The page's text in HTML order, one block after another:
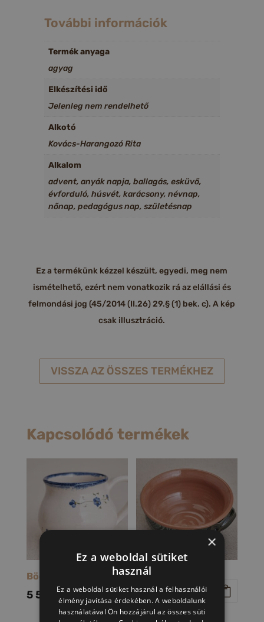
További információk
Termék anyaga
agyag
Elkészítési idő
Jelenleg nem rendelhető
Alkotó
Kovács-Harangozó Rita
Alkalom
advent, anyák napja, ballagás, esküvő,
évforduló, húsvét, karácsony, névnap,
nőnap, pedagógus nap, születésnap
Ez a termékünk kézzel készült, egyedi, meg nem
ismételhető, ezért nem vonatkozik rá az elállási és
felmondási jog (45/2014 (II.26) 29.§ (1) bek. c). A kép
csak illusztráció.
VISSZA AZ ÖSSZES TERMÉKHEZ
Kapcsolódó termékek
Bögre (nefelejcs)
5 500 Ft
Gulyástál
4 400Ft
×
Ez a weboldal sütiket
használ
Ez a weboldal sütiket használ a felhasználói
élmény javítása érdekében. A weboldalunk
használatával Ön hozzájárul az összes süti